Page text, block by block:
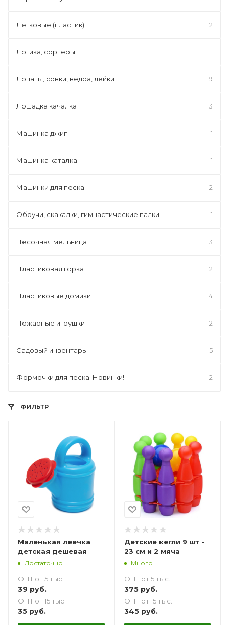
Легковые (пластик) 2
Логика, сортеры 1
Лопаты, совки, ведра, лейки 9
Лошадка качалка 3
Машинка джип 1
Машинка каталка 1
Машинки для песка 2
Обручи, скакалки, гимнастические палки 1
Песочная мельница 3
Пластиковая горка 2
Пластиковые домики 4
Пожарные игрушки 2
Садовый инвентарь 5
Формочки для песка: Новинки! 2
ФИЛЬТР
Маленькая леечка
детская дешевая
Достаточно
ОПТ от 5 тыс.
39 руб.
ОПТ от 15 тыс.
35 руб.
Детские кегли 9 шт -
23 см и 2 мяча
Много
ОПТ от 5 тыс.
375руб.
ОПТ от 15 тыс.
345руб.